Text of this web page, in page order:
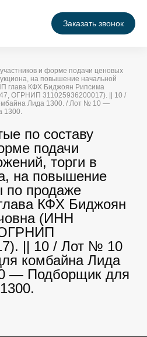
Заказать звонок
и форме подачи ценовых
на повышение начальной
глава КФХ Биджоян Рипсима
ОГРНИП 311025936200017). || 10 /
Лида 1300. / Лот № 10 —
1300.
по составу
подачи
торги в
на повышение
по продаже
КФХ Биджоян
(ИНН
ОГРНИП
|| 10 / Лот № 10
комбайна Лида
— Подборщик для